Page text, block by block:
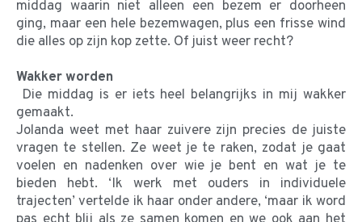
middag waarin niet alleen een bezem er doorheen
ging, maar een hele bezemwagen, plus een frisse wind
die alles op zijn kop zette. Of juist weer recht?
Wakker worden
Die middag is er iets heel belangrijks in mij wakker
gemaakt.
Jolanda weet met haar zuivere zijn precies de juiste
vragen te stellen. Ze weet je te raken, zodat je gaat
voelen en nadenken over wie je bent en wat je te
bieden hebt. ‘Ik werk met ouders in individuele
trajecten’ vertelde ik haar onder andere, ‘maar ik word